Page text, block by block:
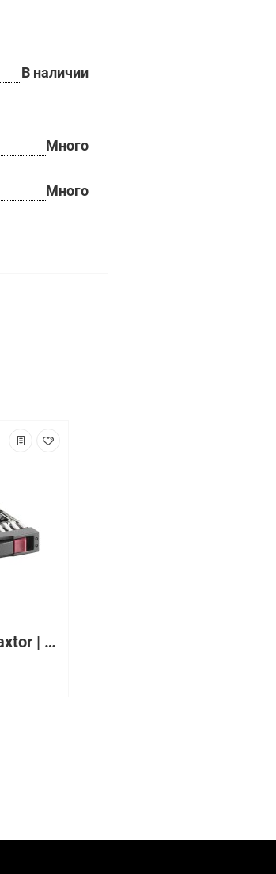
В наличии
Много
Много
Жесткий диск Maxtor | 6L300R0 | 300 Gb / HDD / IDE / 3.5" / 7200 rpm / 16 Mb